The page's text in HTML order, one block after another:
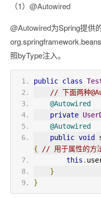
（1） @Autowired
@Autowired为Spring提供
照byType注入。
public class
// 下面两种
@Autowired
private
@Autowired
public void
{
// 用于属性的方
this .
}
}